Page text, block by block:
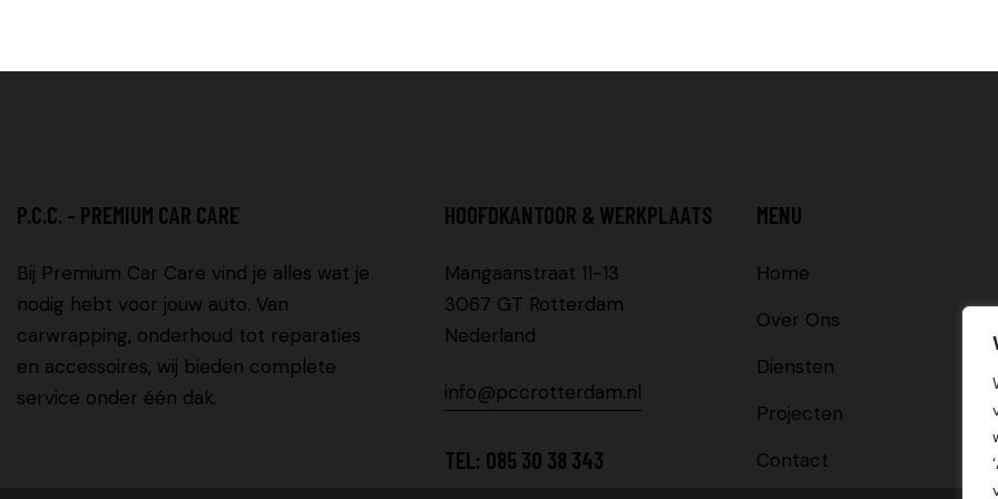
P.C.C. - PREMIUM CAR CARE
Bij Premium Car Care vind je alles wat je
nodig hebt voor jouw auto. Van
carwrapping, onderhoud tot reparaties
en accessoires, wij bieden complete
service onder één dak.
HOOFDKANTOOR & WERKPLAATS
Mangaanstraat 11-13
3067 GT Rotterdam
Nederland
info@pccrotterdam.nl
TEL: 085 30 38 343
MENU
Home
Over Ons
Diensten
Projecten
Contact